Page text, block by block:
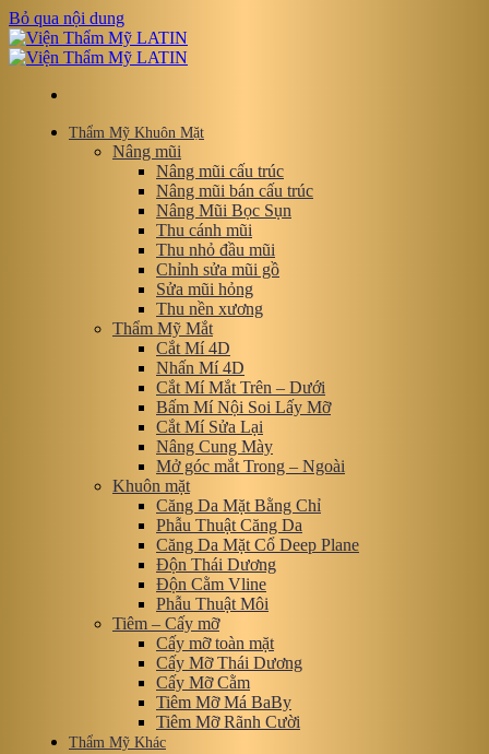
Bỏ qua nội dung
Thẩm Mỹ Khuôn Mặt
Nâng mũi
Nâng mũi cấu trúc
Nâng mũi bán cấu trúc
Nâng Mũi Bọc Sụn
Thu cánh mũi
Thu nhỏ đầu mũi
Chỉnh sửa mũi gồ
Sửa mũi hỏng
Thu nền xương
Thẩm Mỹ Mắt
Cắt Mí 4D
Nhấn Mí 4D
Cắt Mí Mắt Trên – Dưới
Bấm Mí Nội Soi Lấy Mỡ
Cắt Mí Sửa Lại
Nâng Cung Mày
Mở góc mắt Trong – Ngoài
Khuôn mặt
Căng Da Mặt Bằng Chỉ
Phẫu Thuật Căng Da
Căng Da Mặt Cổ Deep Plane
Độn Thái Dương
Độn Cằm Vline
Phẫu Thuật Môi
Tiêm – Cấy mỡ
Cấy mỡ toàn mặt
Cấy Mỡ Thái Dương
Cấy Mỡ Cằm
Tiêm Mỡ Má BaBy
Tiêm Mỡ Rãnh Cười
Thẩm Mỹ Khác